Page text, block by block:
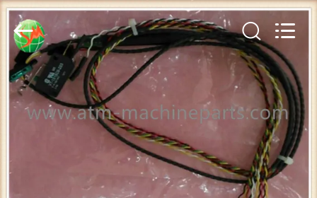
MAISON
PRODUITS
AU
2026
GSM
International
Trade
Co.,Ltd..
Rights
Reserved.